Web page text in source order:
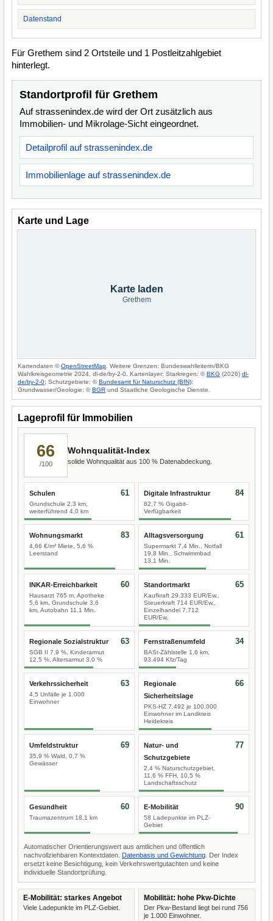
Datenstand
Für Grethem sind 2 Ortsteile und 1 Postleitzahlgebiet
hinterlegt.
Standortprofil für Grethem
Auf strassenindex.de wird der Ort zusätzlich aus
Immobilien- und Mikrolage-Sicht eingeordnet.
Detailprofil auf strassenindex.de
Immobilienlage auf strassenindex.de
Karte und Lage
Karte laden
Grethem
Kartendaten ©OpenStreetMap . Weitere Grenzen: Bundeswahlleiterin/BKG
Wahlkreisgeometrie 2024, dl-de/by-2-0. Kartenlayer: Starkregen: ©BKG (2026) dl-
de/by-2-0; Schutzgebiete: ©Bundesamt für Naturschutz (BfN);
Grundwasser/Geologie: ©BGR und Staatliche Geologische Dienste.
Lageprofil für Immobilien
66
/100
Wohnqualität-Index
solide Wohnqualität aus 100 % Datenabdeckung.
Schulen
Grundschule 2,3 km,
weiterführend 4,0 km
61 Digitale Infrastruktur
82,7 % Gigabit-
Verfügbarkeit
84
Wohnungsmarkt
4,66 €/m² Miete, 5,6 %
Leerstand
83 Alltagsversorgung
Supermarkt 7,4 Min., Notfall
19,8 Min., Schwimmbad
13,1 Min.
61
INKAR-Erreichbarkeit
Hausarzt 765 m, Apotheke
5,6 km, Grundschule 3,6
km, Autobahn 11,1 Min.
60 Standortmarkt
Kaufkraft 29.333 EUR/Ew.,
Steuerkraft 714 EUR/Ew.,
Einzelhandel 7.712
EUR/Ew.
65
Regionale Sozialstruktur
SGB II 7,9 %, Kinderarmut
12,5 %, Altersarmut 3,0 %
63 Fernstraßenumfeld
BASt-Zählstelle 1,6 km,
93.494 Kfz/Tag
34
Verkehrssicherheit
4,5 Unfälle je 1.000
Einwohner
63
Regionale
Sicherheitslage
PKS-HZ 7.492 je 100.000
Einwohner im Landkreis
Heidekreis
66
Umfeldstruktur
35,9 % Wald, 0,7 %
Gewässer
69
Natur- und
Schutzgebiete
2,4 % Naturschutzgebiet,
11,6 % FFH, 10,5 %
Landschaftsschutz
77
Gesundheit
Traumazentrum 18,1 km
60 E-Mobilität
58 Ladepunkte im PLZ-
Gebiet
90
Automatischer Orientierungswert aus amtlichen und öffentlich
nachvollziehbaren Kontextdaten. Datenbasis und Gewichtung . Der Index
ersetzt keine Besichtigung, kein Verkehrswertgutachten und keine
individuelle Standortprüfung.
E-Mobilität: starkes Angebot
Viele Ladepunkte im PLZ-Gebiet.
Mobilität: hohe Pkw-Dichte
Der Pkw-Bestand liegt bei rund 756
je 1.000 Einwohner.